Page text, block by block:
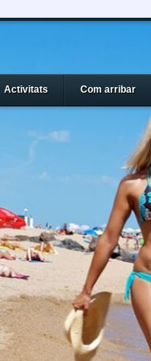
Activitats Com arribar